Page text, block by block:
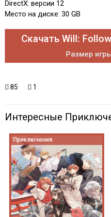
DirectX: версии 12
Место на диске: 30 GB
Скачать Will:
Размер
85 1
Интересные
Приключения